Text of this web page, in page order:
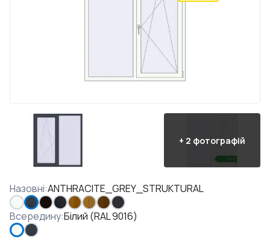
+ 2 фотографій
Назовні:ANTHRACITE_GREY_STRUKTURAL
Всередину:Білий (RAL 9016)